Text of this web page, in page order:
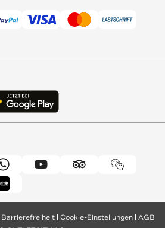
Barrierefreiheit Cookie-Einstellungen AGB